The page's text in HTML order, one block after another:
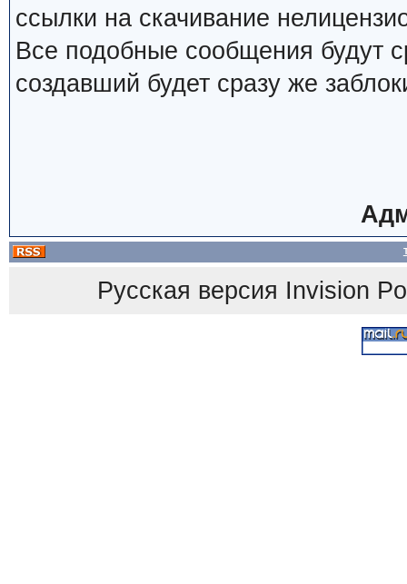
ссылки на скачивание
Все подобные сообщения будут
создавший будет сразу же
Русская версия Invision